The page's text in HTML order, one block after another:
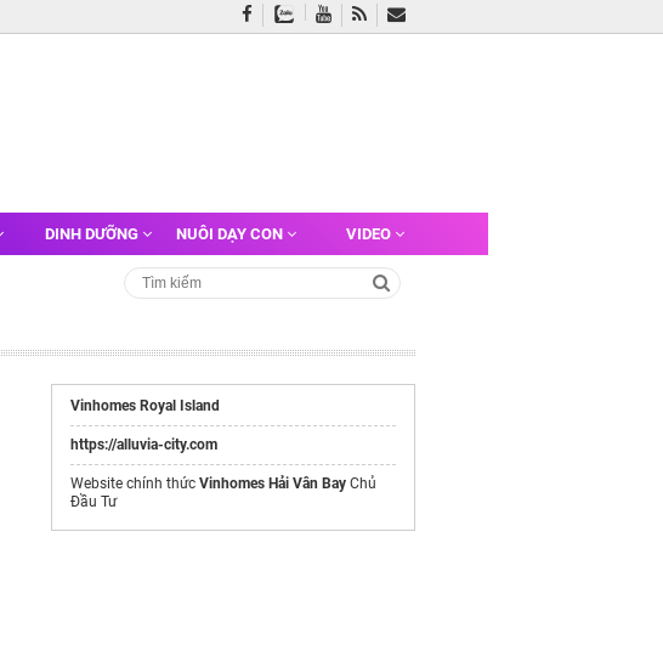
DINH DƯỠNG NUÔI DẠY CON VIDEO
Vinhomes Royal Island
https://alluvia-city.com
Website chính thức Vinhomes Hải Vân Bay Chủ
Đầu Tư